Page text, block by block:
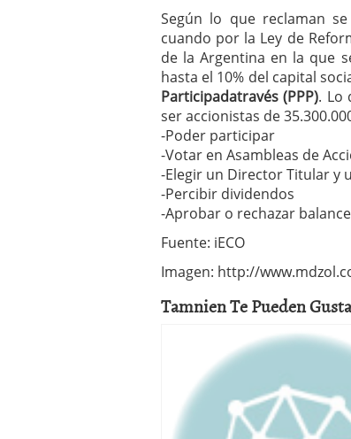
Según lo que reclaman
cuando por la Ley de
de la Argentina en la que
hasta el 10% del capital
Participadatravés (PPP). Lo
ser accionistas de
-Poder participar
-Votar en Asambleas de
-Elegir un Director Titular y
-Percibir dividendos
-Aprobar o rechazar
Fuente: iECO
Imagen: http://
Tamnien Te Pueden